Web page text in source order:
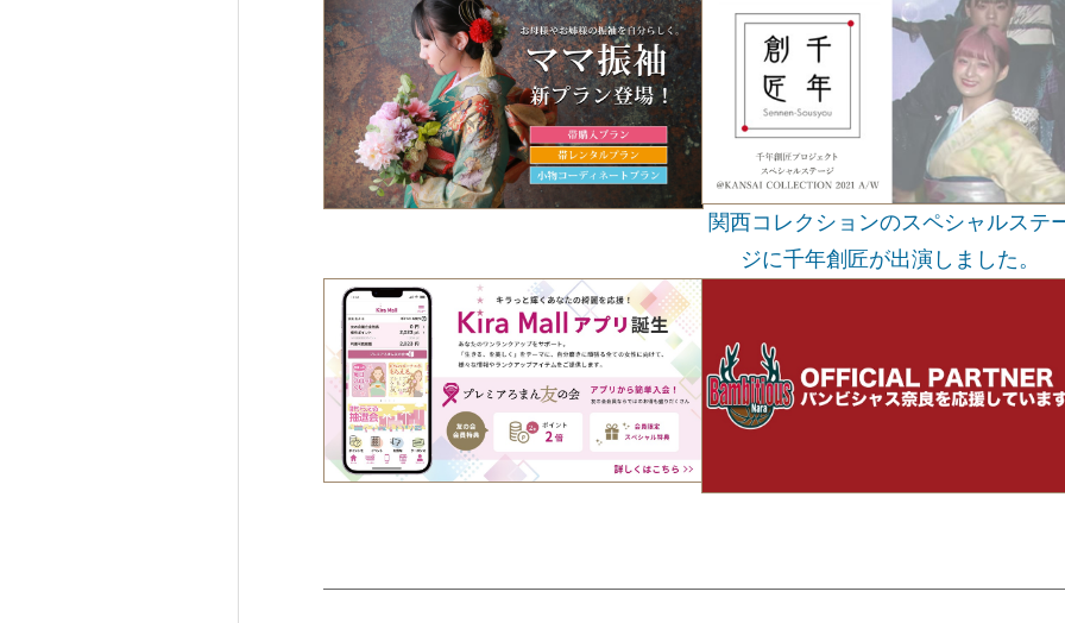
関西コレクションのスペシャルステ
ジに千年創匠が出演しました。